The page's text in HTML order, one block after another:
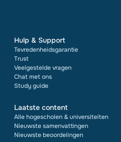
Hulp & Support
Tevredenheidsgarantie
Trust
Veelgestelde vragen
Chat met ons
Study guide
Laatste content
Alle hogescholen & universiteiten
Nieuwste samenvattingen
Nieuwste beoordelingen